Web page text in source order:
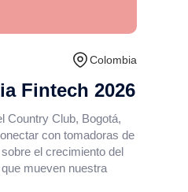
Colombia
Fintech 2026
Country Club, Bogotá,
con tomadoras de
el crecimiento del
mueven nuestra